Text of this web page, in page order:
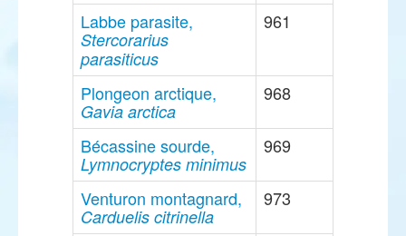
Labbe parasite,
Stercorarius
parasiticus
961
Plongeon arctique,
Gavia arctica
968
Bécassine sourde,
Lymnocryptes minimus
969
Venturon montagnard,
Carduelis citrinella
973